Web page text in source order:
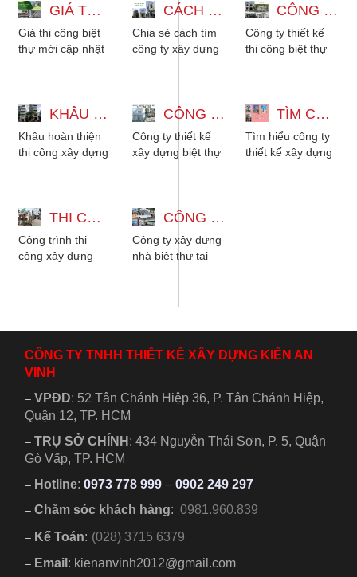
GIÁ THI CÔNG BIỆT THỰ MỚI CẬP NHẬT VÀ VÀI LƯU Ý CẦN NẮM
Giá thi công biệt
thự mới cập nhật
nhà...
CÁCH CHỌN CÔNG TY XÂY DỰNG NHÀ ĐẸP UY TÍN TẠI TPHCM
Chia sẻ cách tìm
công ty xây dựng
kế...
CÔNG TY THIẾT KẾ THI CÔNG BIỆT THỰ TẠI BÌNH TÂN GIÁ BÌNH DÂN
Công ty thiết kế
thi công biệt thự
biệt...
KHÂU HOÀN THIỆN THI CÔNG NHÀ 4 TẦNG HIỆN ĐẠI TẠI QUẬN 5
Khâu hoàn thiện
thi công xây dựng
5...
CÔNG TY THIẾT KẾ XÂY DỰNG BIỆT THỰ TẠI BÌNH CHÁNH GIÁ TỐT
Công ty thiết kế
xây dựng biệt thự
nhà...
TÌM CÔNG TY THIẾT KẾ XÂY DỰNG NHÀ TẠI TPHCM UY TÍN
Tìm hiểu công ty
thiết kế xây dựng
THI CÔNG XÂY DỰNG BIỆT THỰ GỖ CÓ NHÀ THỜ TỔ Ở MIỀN BẮC
Công trình thi
công xây dựng
CÔNG TY XÂY DỰNG NHÀ BIỆT THỰ TẠI BÌNH DƯƠNG UY TÍN - PHÍ RẺ
Công ty xây dựng
nhà biệt thự tại
CÔNG TY TNHH THIẾT KẾ XÂY DỰNG KIẾN AN
VINH
–VPĐD: 52 Tân Chánh Hiệp 36, P. Tân Chánh Hiệp,
Quận 12, TP. HCM
– TRỤ SỞ CHÍNH :434 Nguyễn Thái Sơn, P. 5, Quận
Gò Vấp, TP. HCM
– Hotline: 0973 778 999 –0902 249 297
– Chăm sóc khách hàng: 0981.960.839
– Kế Toán: (028) 3715 6379
– Email : kienanvinh2012@gmail.com